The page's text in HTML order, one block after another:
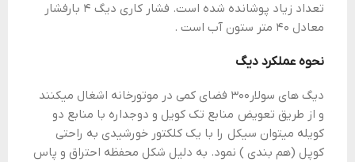
تعداد زیاد پوشانده شده است. فشار کاري دیگ ۴ بارفشار
معادل ۴۰ متر ستون آب است .
نحوه عملکرد دیگ
دیگ های سولار۳۰۰ فضای کمی در موتورخانه اشغال میکنند
و از طریق تعویض منابع تک کویل و دوجداره با منابع دو
کویله میتوان سیکل را با یک کلکتور خورشیدی به راحتی
کوپل (هم بندی ) نمود. به دلیل شکل محفظه احتراق و پاس